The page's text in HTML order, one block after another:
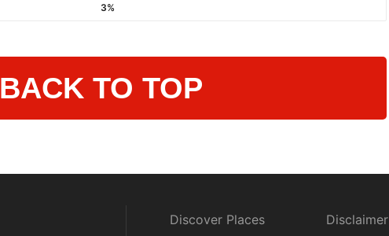
3%
BACK TO TOP
Discover Places Disclaimer